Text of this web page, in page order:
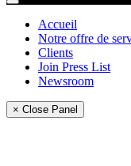
Accueil
Notre offre de
Clients
Join Press List
Newsroom
× Close Panel